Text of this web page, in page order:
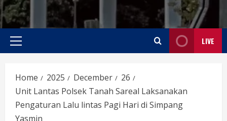
Primary
LIVE
Home 2025 December
26
Unit Lantas Polsek Tanah Sareal Laksanakan
Pengaturan Lalu lintas Pagi Hari di Simpang
Yasmin